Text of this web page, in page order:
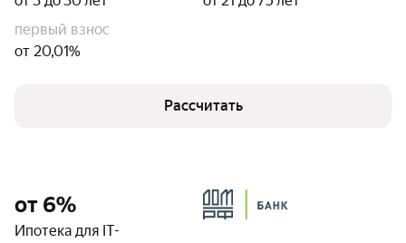
первый взнос
от 20,01%
Рассчитать
от 6%
Ипотека для IT-